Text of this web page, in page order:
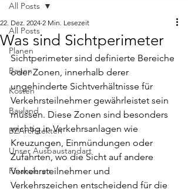
All Posts
Planen
Bauen
Kosten
Bauland
BZArchitekten
Unser Ausbaustandart
Finanzieren
All Posts
Was sind Sichtperimeter
22. Dez. 2024 2 Min. Lesezeit
Sichtperimeter sind definierte Bereiche
oder Zonen, innerhalb derer
ungehinderte Sichtverhältnisse für
Verkehrsteilnehmer gewährleistet sein
müssen. Diese Zonen sind besonders
wichtig in Verkehrsanlagen wie
Kreuzungen, Einmündungen oder
Zufahrten, wo die Sicht auf andere
Verkehrsteilnehmer und
Verkehrszeichen entscheidend für die